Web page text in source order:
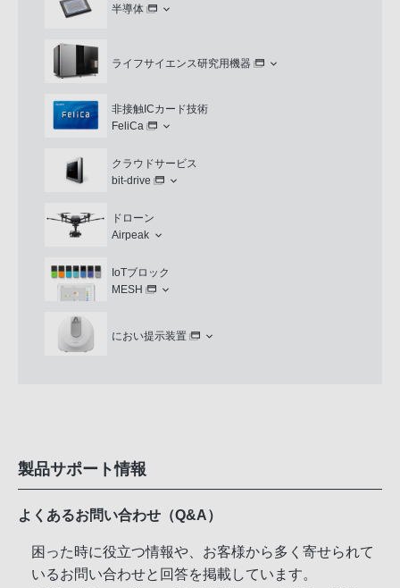
半導体
ライフサイエンス研究用機器
非接触ICカード技術
FeliCa
クラウドサービス
bit-drive
ドローン
Airpeak
IoTブロック
MESH
におい提示装置
製品サポート情報
よくあるお問い合わせ（Q&A）
困った時に役立つ情報や、お客様から多く寄せられて
いるお問い合わせと回答を掲載しています。